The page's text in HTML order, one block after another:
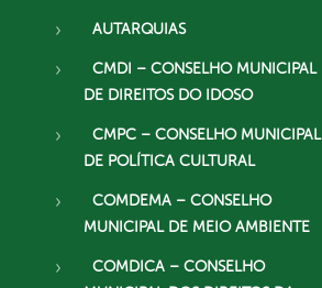
AUTARQUIAS
CMDI – CONSELHO MUNICIPAL
DE DIREITOS DO IDOSO
CMPC – CONSELHO MUNICIPAL
DE POLÍTICA CULTURAL
COMDEMA – CONSELHO
MUNICIPAL DE MEIO AMBIENTE
COMDICA – CONSELHO